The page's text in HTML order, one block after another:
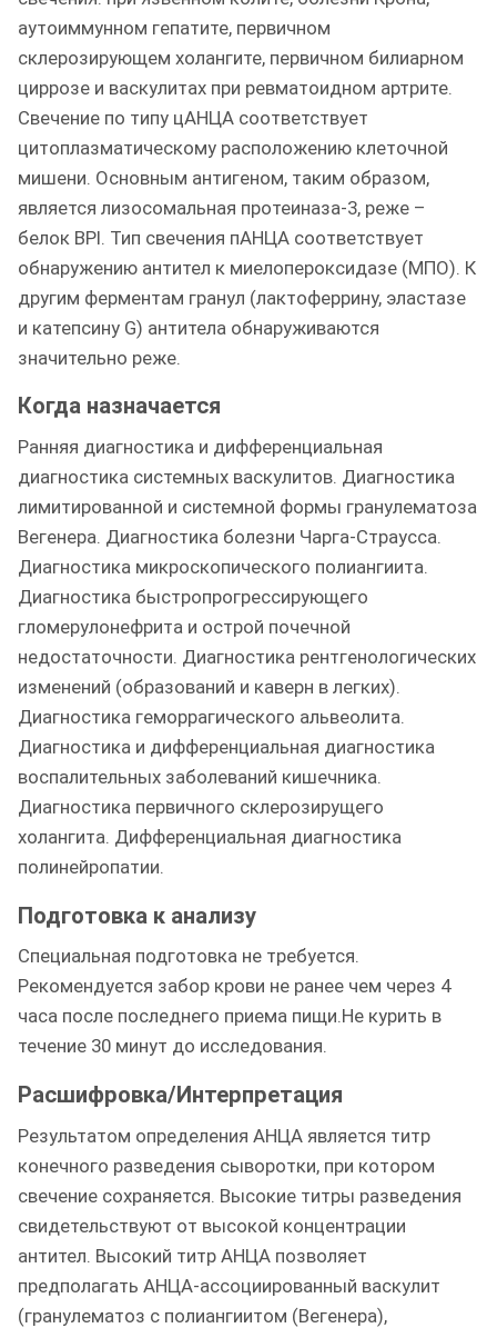
аутоиммунном гепатите, первичном
склерозирующем холангите, первичном билиарном
циррозе и васкулитах при ревматоидном артрите.
Свечение по типу цАНЦА соответствует
цитоплазматическому расположению клеточной
мишени. Основным антигеном, таким образом,
является лизосомальная протеиназа-3, реже –
белок BPI. Тип свечения пАНЦА соответствует
обнаружению антител к миелопероксидазе (МПО). К
другим ферментам гранул (лактоферрину, эластазе
и катепсину G) антитела обнаруживаются
значительно реже.
Когда назначается
Ранняя диагностика и дифференциальная
диагностика системных васкулитов. Диагностика
лимитированной и системной формы гранулематоза
Вегенера. Диагностика болезни Чарга-Страусса.
Диагностика микроскопического полиангиита.
Диагностика быстропрогрессирующего
гломерулонефрита и острой почечной
недостаточности. Диагностика рентгенологических
изменений (образований и каверн в легких).
Диагностика геморрагического альвеолита.
Диагностика и дифференциальная диагностика
воспалительных заболеваний кишечника.
Диагностика первичного склерозирущего
холангита. Дифференциальная диагностика
полинейропатии.
Подготовка к анализу
Специальная подготовка не требуется.
Рекомендуется забор крови не ранее чем через 4
часа после последнего приема пищи.Не курить в
течение 30 минут до исследования.
Расшифровка/Интерпретация
Результатом определения АНЦА является титр
конечного разведения сыворотки, при котором
свечение сохраняется. Высокие титры разведения
свидетельствуют от высокой концентрации
антител. Высокий титр АНЦА позволяет
предполагать АНЦА-ассоциированный васкулит
(гранулематоз с полиангиитом (Вегенера),